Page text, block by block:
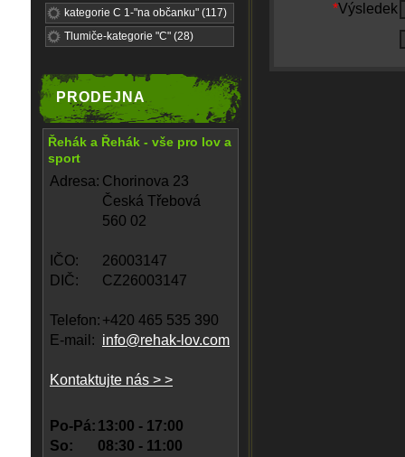
kategorie C 1-"na občanku" (117)
Tlumiče-kategorie "C" (28)
PRODEJNA
Řehák a Řehák - vše pro lov a
sport
Adresa: Chorinova 23
Česká Třebová
560 02
IČO:
26003147
DIČ:
CZ26003147
Telefon: +420 465 535 390
E-mail: info@rehak-lov.com
Kontaktujte nás > >
Po-Pá: 13:00 - 17:00
So:
08:30 - 11:00
*Výsledek